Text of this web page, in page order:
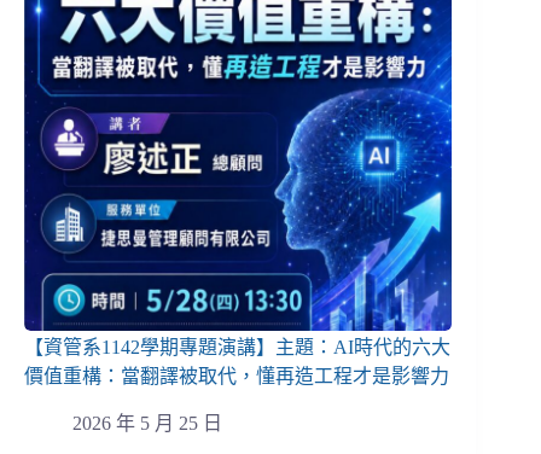
【資管系1142學期專題演講】主題：AI時代的六大
價值重構：當翻譯被取代，懂再造工程才是影響力
2026 年 5 月 25 日